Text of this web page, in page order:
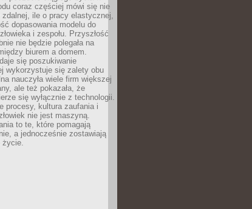
coraz częściej mówi się nie
ile o pracy elastycznej,
dopasowania modelu do
i zespołu. Przyszłość
nie będzie polegała na
biurem a domem.
się poszukiwanie
wykorzystuje się zalety obu
nauczyła wiele firm większej
ale też pokazała, że
się wyłącznie z technologii.
procesy, kultura zaufania i
nie jest maszyną.
to te, które pomagają
a jednocześnie zostawiają
życie.